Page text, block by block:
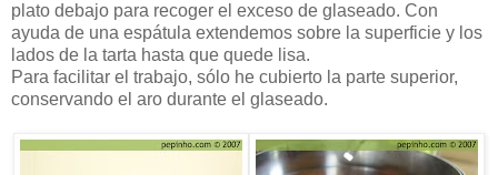
plato debajo para recoger el exceso de glaseado. Con
ayuda de una espátula extendemos sobre la superficie y los
lados de la tarta hasta que quede lisa.
Para facilitar el trabajo, sólo he cubierto la parte superior,
conservando el aro durante el glaseado.